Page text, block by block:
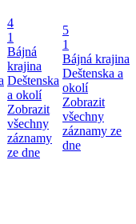
4
1
Bájná
krajina
Deštenska
a okolí
Zobrazit
všechny
záznamy
ze dne
5
1
Bájná krajina
Deštenska a
okolí
Zobrazit
všechny
záznamy ze
dne